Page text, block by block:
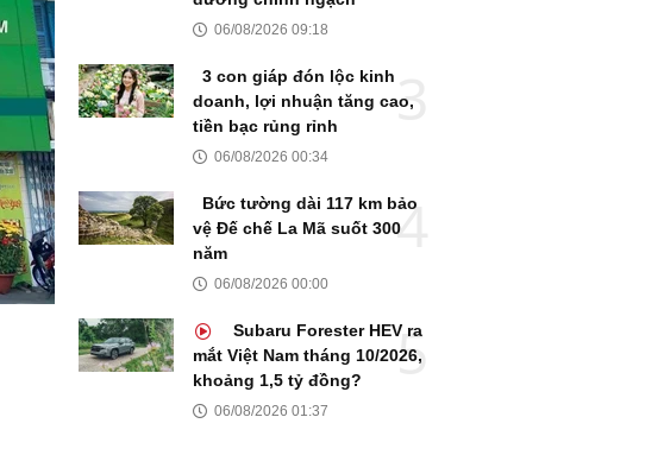
06/08/2026 09:18
3 con giáp đón lộc kinh
doanh, lợi nhuận tăng cao,
tiền bạc rủng rỉnh
06/08/2026 00:34
Bức tường dài 117 km bảo
vệ Đế chế La Mã suốt 300
năm
06/08/2026 00:00
Subaru Forester HEV ra
mắt Việt Nam tháng 10/2026,
khoảng 1,5 tỷ đồng?
06/08/2026 01:37